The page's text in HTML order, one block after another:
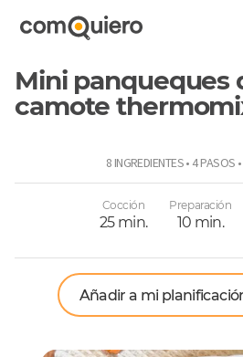
Mini panqueques
camote
8 INGREDIENTES • 4 PASOS
Cocción
25 min.
Preparación
10 min.
Añadir a mi